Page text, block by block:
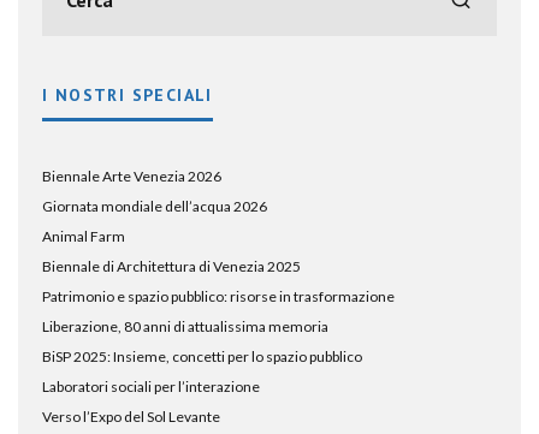
I NOSTRI SPECIALI
Biennale Arte Venezia 2026
Giornata mondiale dell’acqua 2026
Animal Farm
Biennale di Architettura di Venezia 2025
Patrimonio e spazio pubblico: risorse in trasformazione
Liberazione, 80 anni di attualissima memoria
BiSP 2025: Insieme, concetti per lo spazio pubblico
Laboratori sociali per l’interazione
Verso l’Expo del Sol Levante